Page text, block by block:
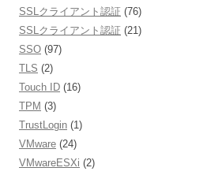
SSLクライアント認証 (76)
SSLクライアント認証 (21)
SSO (97)
TLS (2)
Touch ID (16)
TPM (3)
TrustLogin (1)
VMware (24)
VMwareESXi (2)